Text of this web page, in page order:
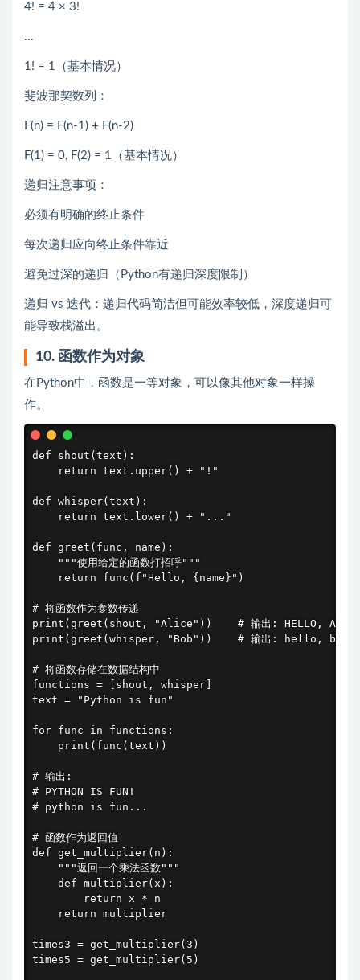
4! = 4 × 3!
...
1! = 1（基本情况）
斐波那契数列：
F(n) = F(n-1) + F(n-2)
F(1) = 0, F(2) = 1（基本情况）
递归注意事项：
必须有明确的终止条件
每次递归应向终止条件靠近
避免过深的递归（Python有递归深度限制）
递归 vs 迭代：递归代码简洁但可能效率较低，深度递归可
能导致栈溢出。
10. 函数作为对象
在Python中，函数是一等对象，可以像其他对象一样操
作。
def shout(text):
    return text.upper() + "!"
def whisper(text):
    return text.lower() + "..."
def greet(func, name):
    """使用给定的函数打招呼"""
    return func(f"Hello, {name}")
# 将函数作为参数传递
print(greet(shout, "Alice"))    # 输出: HELLO,
print(greet(whisper, "Bob"))    # 输出: hello,
# 将函数存储在数据结构中
functions = [shout, whisper]
text = "Python is fun"
for func in functions:
    print(func(text))
# 输出:
# PYTHON IS FUN!
# python is fun...
# 函数作为返回值
def get_multiplier(n):
    """返回一个乘法函数"""
    def multiplier(x):
        return x * n
    return multiplier
times3 = get_multiplier(3)
times5 = get_multiplier(5)